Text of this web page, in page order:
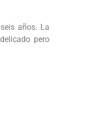
años. La
pero